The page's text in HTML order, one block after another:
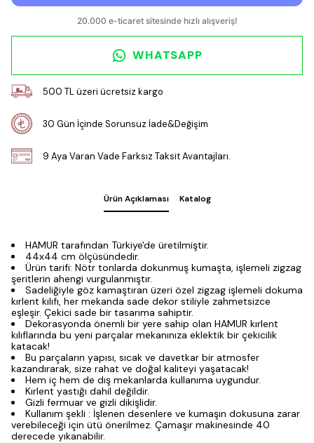
WHATSAPP
500 TL üzeri ücretsiz kargo
30 Gün İçinde Sorunsuz İade&Değişim
9 Aya Varan Vade Farksız Taksit Avantajları.
Ürün Açıklaması Katalog
HAMUR tarafından Türkiye'de üretilmiştir.
44x44 cm ölçüsündedir.
Ürün tarifi: Nötr tonlarda dokunmuş kumaşta, işlemeli zigzag
şeritlerin ahengi vurgulanmıştır.
Sadeliğiyle göz kamaştıran üzeri özel zigzag işlemeli dokuma
kırlent kılıfı, her mekanda sade dekor stiliyle zahmetsizce
eşleşir. Çekici sade bir tasarıma sahiptir.
Dekorasyonda önemli bir yere sahip olan HAMUR kırlent
kılıflarında bu yeni parçalar mekanınıza eklektik bir çekicilik
katacak!
Bu parçaların yapısı, sıcak ve davetkar bir atmosfer
kazandırarak, size rahat ve doğal kaliteyi yaşatacak!
Hem iç hem de dış mekanlarda kullanıma uygundur.
Kırlent yastığı dahil değildir.
Gizli fermuar ve gizli dikişlidir.
Kullanım şekli : İşlenen desenlere ve kumaşın dokusuna zarar
verebileceği için ütü önerilmez. Çamaşır makinesinde 40
derecede yıkanabilir.